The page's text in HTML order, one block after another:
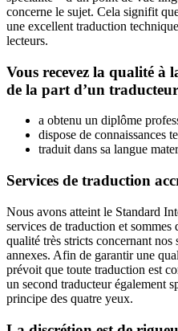
concerne le sujet. Cela signifit
une excellent traduction
lecteurs.
Vous recevez la qualité à
de la part d’un
a obtenu un diplôme
dispose de connaissances
traduit dans sa langue
Services de traduction
Nous avons atteint le Standard
services de traduction et sommes
qualité très stricts concernant
annexes. Afin de garantir une
prévoit que toute traduction est
un second traducteur également
principe des quatre yeux.